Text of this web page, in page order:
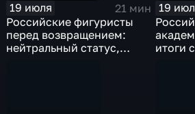
19 июля
21 мин
Российские фигуристы
перед возвращением:
нейтральный статус,
19
итоги